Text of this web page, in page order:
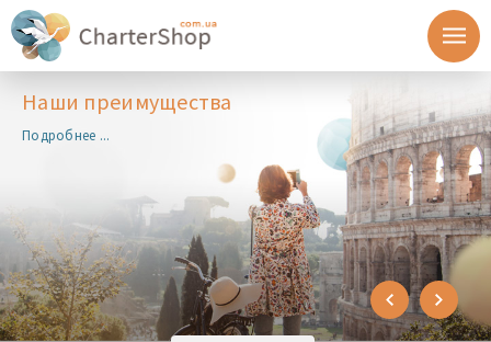
Наши преимущества
Подробнее ...